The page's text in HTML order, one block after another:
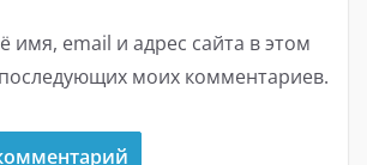
имя, email и адрес сайта в этом
моих комментариев.